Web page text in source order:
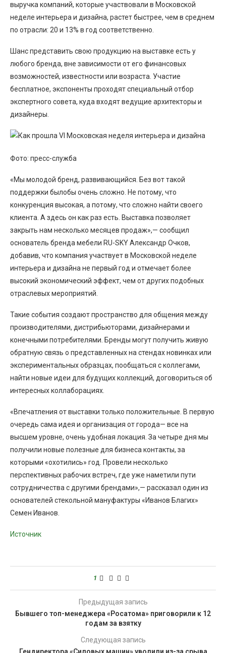
выручка компаний, которые участвовали в Московской
неделе интерьера и дизайна, растет быстрее, чем в среднем
по отрасли: 20 и 13% в год соответственно.
Шанс представить свою продукцию на выставке есть у
любого бренда, вне зависимости от его финансовых
возможностей, известности или возраста. Участие
бесплатное, экспоненты проходят специальный отбор
экспертного совета, куда входят ведущие архитекторы и
дизайнеры.
Фото: пресс-служба
«Мы молодой бренд, развивающийся. Без вот такой
поддержки былобы очень сложно. Не потому, что
конкуренция высокая, а потому, что сложно найти своего
клиента. А здесь он как раз есть. Выставка позволяет
закрыть нам несколько месяцев продаж»,— сообщил
основатель бренда мебели RU-SKY Александр Очков,
добавив, что компания участвует в Московской неделе
интерьера и дизайна не первый год и отмечает более
высокий экономический эффект, чем от других подобных
отраслевых мероприятий.
Такие события создают пространство для общения между
производителями, дистрибьюторами, дизайнерами и
конечными потребителями. Бренды могут получить живую
обратную связь о представленных на стендах новинках или
экспериментальных образцах, пообщаться с коллегами,
найти новые идеи для будущих коллекций, договориться об
интересных коллаборациях.
«Впечатления от выставки только положительные. В первую
очередь сама идея и организация от города— все на
высшем уровне, очень удобная локация. За четыре дня мы
получили новые полезные для бизнеса контакты, за
которыми «охотились» год. Провели несколько
перспективных рабочих встреч, где уже наметили пути
сотрудничества с другими брендами»,— рассказал один из
основателей стекольной мануфактуры «Иванов Благих»
Семен Иванов.
Источник
1
Предыдущая запись
Бывшего топ-менеджера «Росатома» приговорили к 12
годам за взятку
Следующая запись